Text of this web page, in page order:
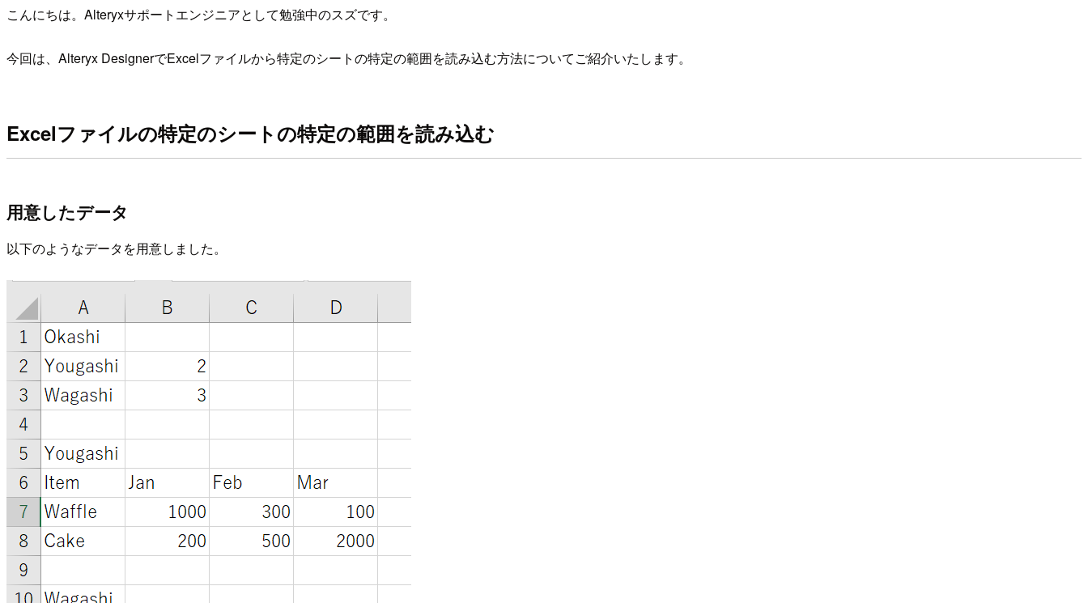
こんにちは。Alteryxサポートエンジニアとして勉強中のスズです。
今回は、Alteryx DesignerでExcelファイルから特定のシートの特定の範囲を読み込む方法についてご紹介いたします。
Excelファイルの特定のシートの特定の範囲を読み込む
用意したデータ
以下のようなデータを用意しました。